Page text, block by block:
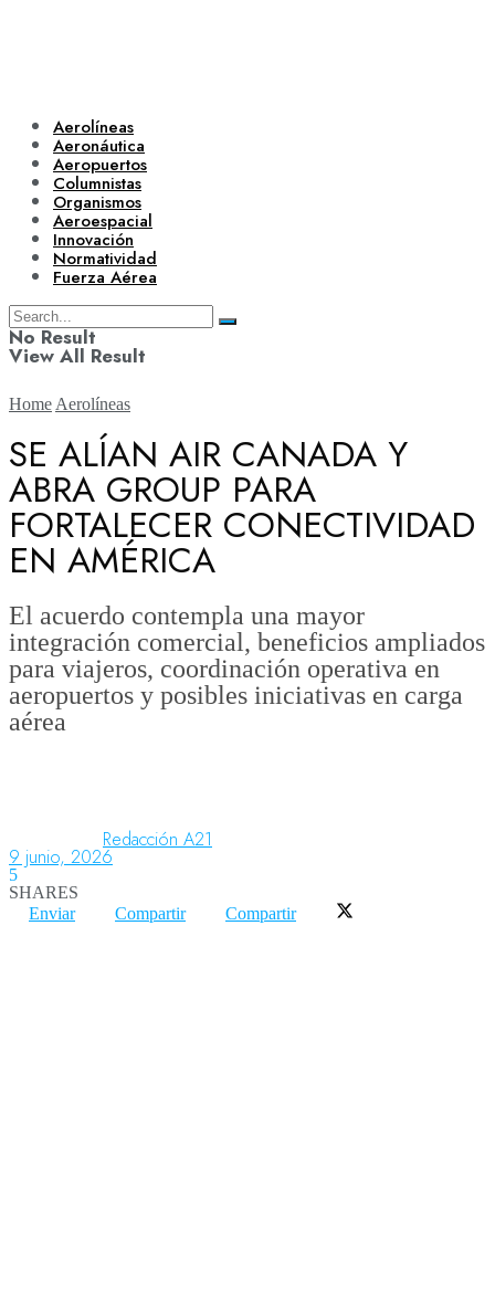
Aerolíneas
Aeronáutica
Aeropuertos
Columnistas
Organismos
Aeroespacial
Innovación
Normatividad
Fuerza Aérea
No Result
View All Result
Aerolíneas
Aeronáutica
Aeropuertos
Columnistas
Home Aerolíneas
SE ALÍAN AIR CANADA Y
ABRA GROUP PARA
FORTALECER CONECTIVIDAD
EN AMÉRICA
El acuerdo contempla una mayor
integración comercial, beneficios ampliados
para viajeros, coordinación operativa en
aeropuertos y posibles iniciativas en carga
aérea
Redacción A21
9 junio, 2026
5
SHARES
Enviar
Compartir Compartir